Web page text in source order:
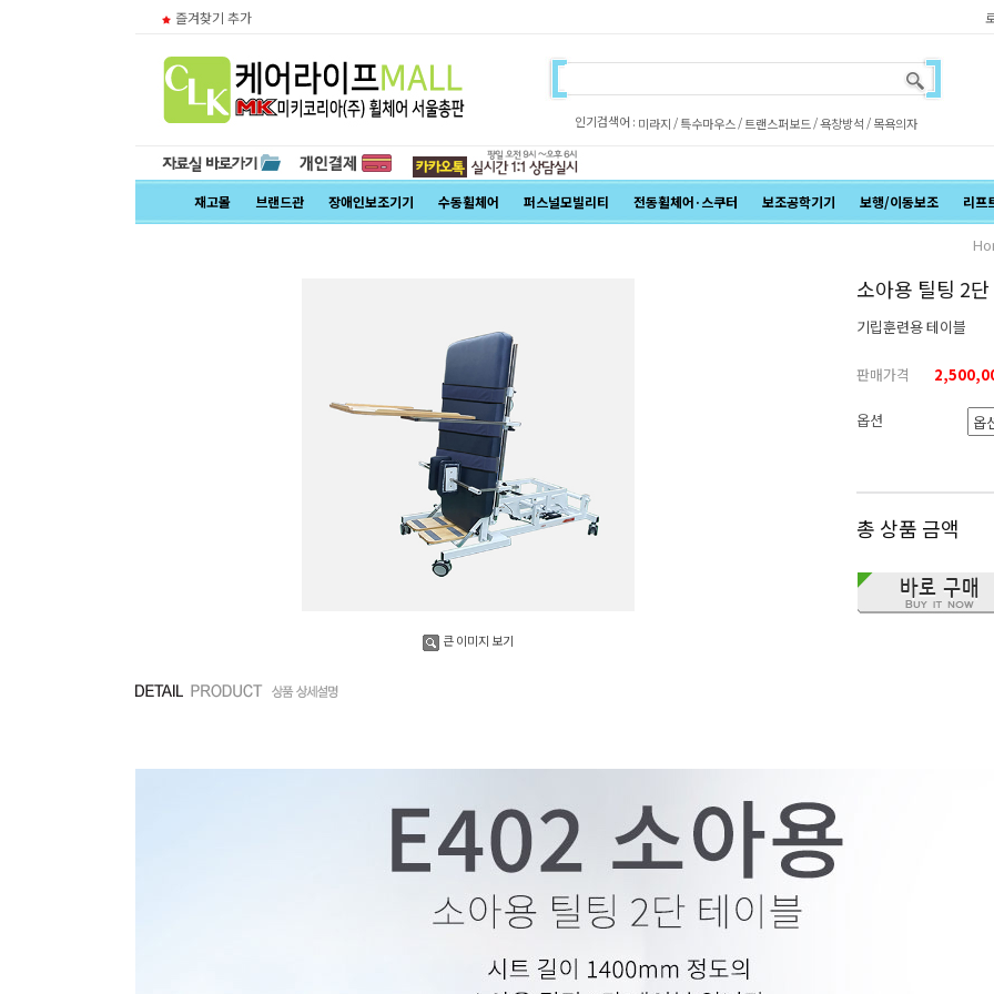
즐겨찾기 추가
인기검색어 : 미라지 /특수마우스/트랜스퍼보드 /욕창방석 /목욕의자
재고몰 브랜드관 장애인보조기기 수동휠체어 퍼스널모빌리티 전동휠체어·스쿠터 보조공학기기 보행/이동보조 리프
큰 이미지 보기
소아용 틸팅 2
기립훈련용 테이블
판매가격
옵션
총 상품 금액